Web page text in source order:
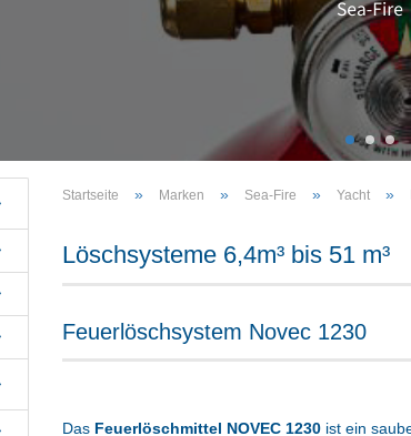
Startseite » Marken » Sea-Fire » Yacht »
Löschsysteme 6,4m³ bis 51 m³
Feuerlöschsystem Novec 1230
Das Feuerlöschmittel NOVEC 1230ist ein